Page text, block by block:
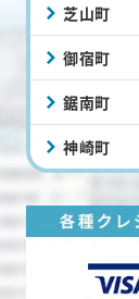
芝山町
御宿町
鋸南町
神崎町